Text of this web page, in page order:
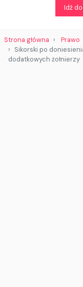
Idź
Strona główna
Prawo
Sikorski po
dodatkowych żołnierzy